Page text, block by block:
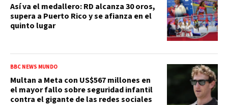
Así va el medallero: RD alcanza 30 oros,
supera a Puerto Rico y se afianza en el
quinto lugar
BBC NEWS MUNDO
Multan a Meta con US$567 millones en
el mayor fallo sobre seguridad infantil
contra el gigante de las redes sociales